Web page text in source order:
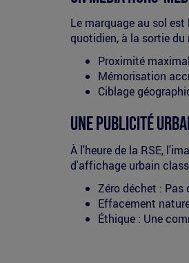
Le marquage au sol
quotidien, à la sortie
Proximité
Mémorisation
Ciblage
Une publicité
À l'heure de la RSE,
d'affichage urbain
Zéro déchet : Pas
Effacement
Éthique : Une